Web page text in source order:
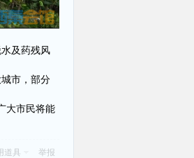
及药残风
市，部分
大市民将能
道具 举报